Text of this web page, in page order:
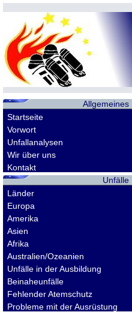
Allgemeines
Startseite
Vorwort
Unfallanalysen
Wir über uns
Kontakt
Unfälle
Länder
Europa
Amerika
Asien
Afrika
Australien/Ozeanien
Unfälle in der Ausbildung
Beinaheunfälle
Fehlender Atemschutz
Probleme mit der Ausrüstung